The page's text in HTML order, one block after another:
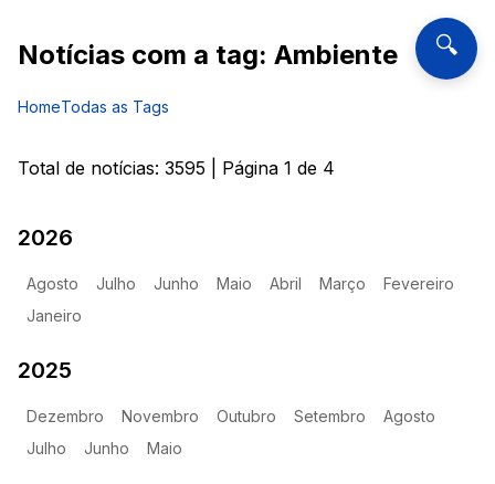
🔍
Notícias com a tag: Ambiente
HomeTodas as Tags
Total de notícias: 3595 | Página 1 de 4
2026
Agosto Julho Junho Maio Abril Março
Fevereiro
Janeiro
2025
Dezembro Novembro Outubro Setembro
Agosto
Julho
Junho Maio